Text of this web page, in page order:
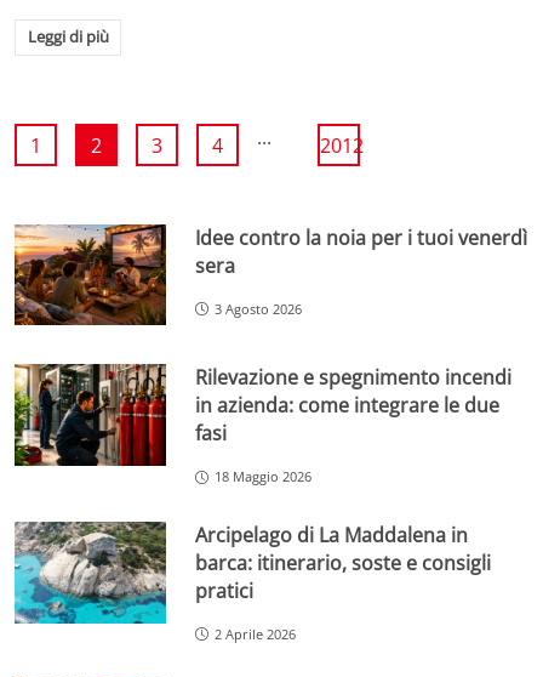
Leggi di più
1 2 3 4 ... 2012
Idee contro la noia per i tuoi venerdì
sera
3 Agosto 2026
Rilevazione e spegnimento incendi
in azienda: come integrare le due
fasi
18 Maggio 2026
Arcipelago di La Maddalena in
barca: itinerario, soste e consigli
pratici
2 Aprile 2026